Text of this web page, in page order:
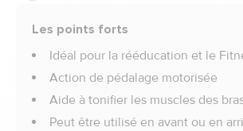
Les points forts
Idéal pour la rééducation et le
Action de pédalage motorisée
Aide à tonifier les muscles des
Peut être utilisé en avant ou en